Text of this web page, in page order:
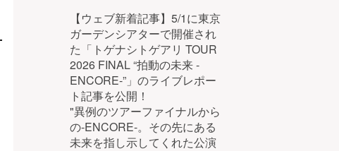
【ウェブ新着記事】5/1に東京
ガーデンシアターで開催され
た「トゲナシトゲアリ TOUR
2026 FINAL “拍動の未来 -
ENCORE-”」のライブレポー
ト記事を公開！
"異例のツアーファイナルから
の-ENCORE-。その先にある
未来を指し示してくれた公演